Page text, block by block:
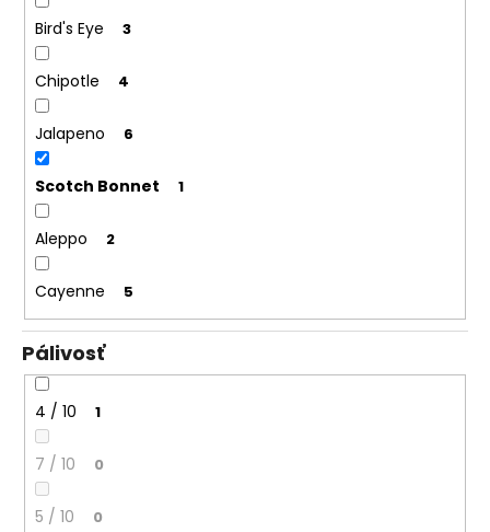
Bird's Eye 3
Chipotle 4
Jalapeno 6
Scotch Bonnet 1
Aleppo 2
Cayenne 5
Pálivosť
4 / 10 1
7 / 10 0
5 / 10 0